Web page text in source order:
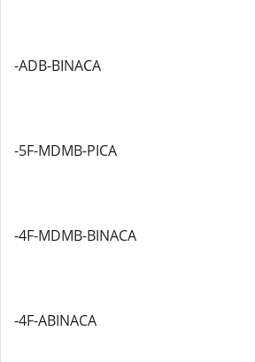
-ADB-BINACA
-5F-MDMB-PICA
-4F-MDMB-BINACA
-4F-ABINACA